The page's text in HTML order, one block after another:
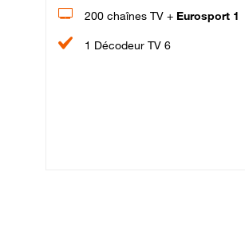
200 chaînes TV + Eurosport 1
1 Décodeur TV 6